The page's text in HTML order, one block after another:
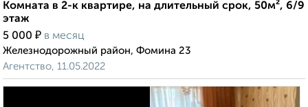
Комната в 2-к квартире, на длительный срок, 50м², 6/9
этаж
5 000 ₽ в месяц
Железнодорожный район, Фомина 23
Агентство, 11.05.2022